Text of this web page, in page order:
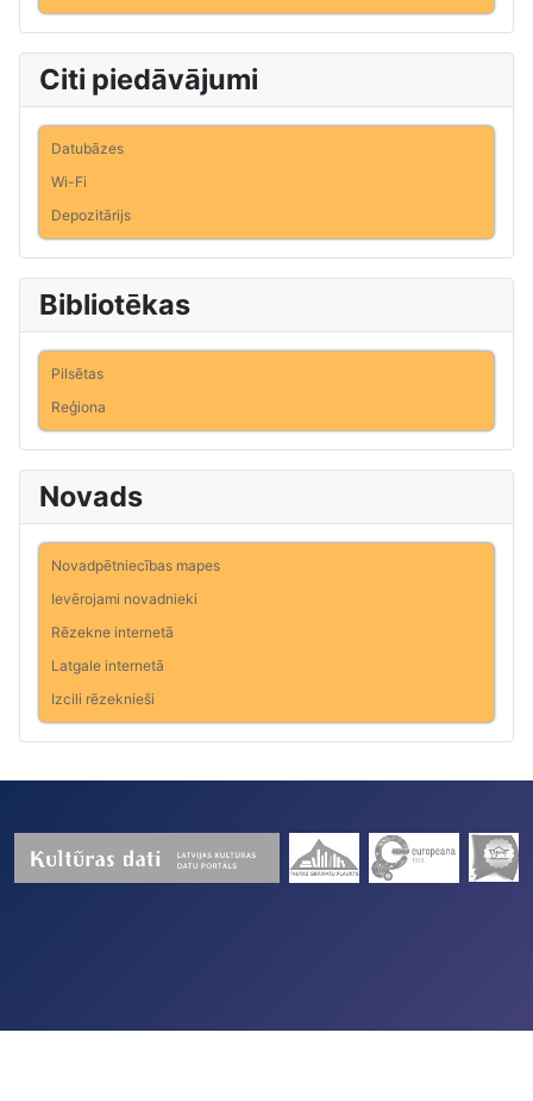
Citi piedāvājumi
Datubāzes
Wi-Fi
Depozitārijs
Bibliotēkas
Pilsētas
Reģiona
Novads
Novadpētniecības mapes
Ievērojami novadnieki
Rēzekne internetā
Latgale internetā
Izcili rēzeknieši